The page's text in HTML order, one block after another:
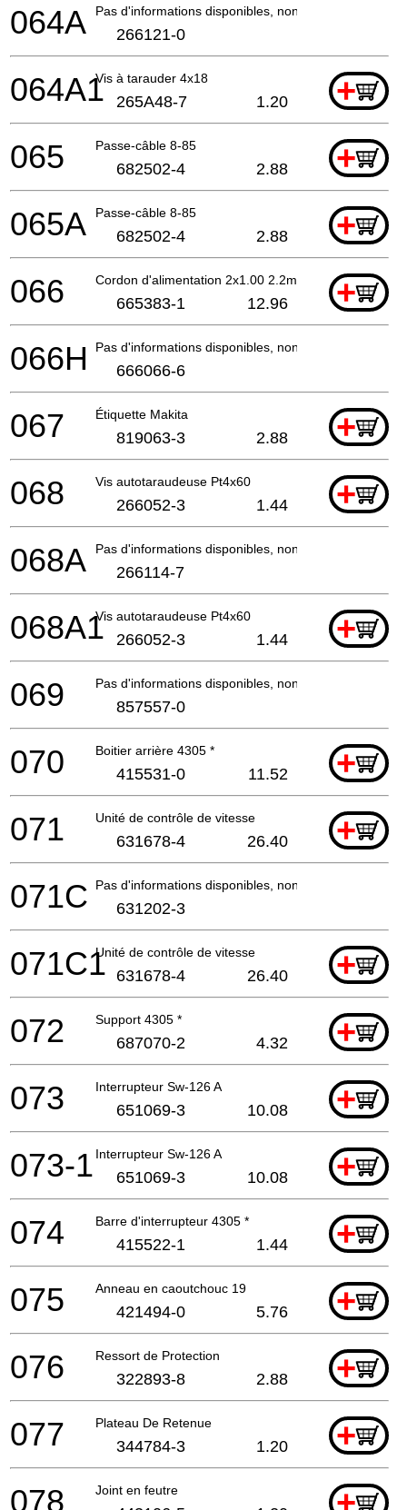
Pas d'informations disponibles, non commandable
064A 266121-0
Vis à tarauder 4x18 +
064A1 265A48-7 1.20
Passe-câble 8-85 +
065 682502-4 2.88
Passe-câble 8-85 +
065A 682502-4 2.88
Cordon d'alimentation 2x1.00 2.2mtr +
066 665383-1 12.96
Pas d'informations disponibles, non commandable
066H 666066-6
Étiquette Makita +
067 819063-3 2.88
Vis autotaraudeuse Pt4x60 +
068 266052-3 1.44
Pas d'informations disponibles, non commandable
068A 266114-7
Vis autotaraudeuse Pt4x60 +
068A1 266052-3 1.44
Pas d'informations disponibles, non commandable
069 857557-0
Boitier arrière 4305 * +
070 415531-0 11.52
Unité de contrôle de vitesse +
071 631678-4 26.40
Pas d'informations disponibles, non commandable
071C 631202-3
Unité de contrôle de vitesse +
071C1 631678-4 26.40
Support 4305 * +
072 687070-2 4.32
Interrupteur Sw-126 A +
073 651069-3 10.08
Interrupteur Sw-126 A +
073-1 651069-3 10.08
Barre d'interrupteur 4305 * +
074 415522-1 1.44
Anneau en caoutchouc 19 +
075 421494-0 5.76
Ressort de Protection +
076 322893-8 2.88
Plateau De Retenue +
077 344784-3 1.20
Joint en feutre
078